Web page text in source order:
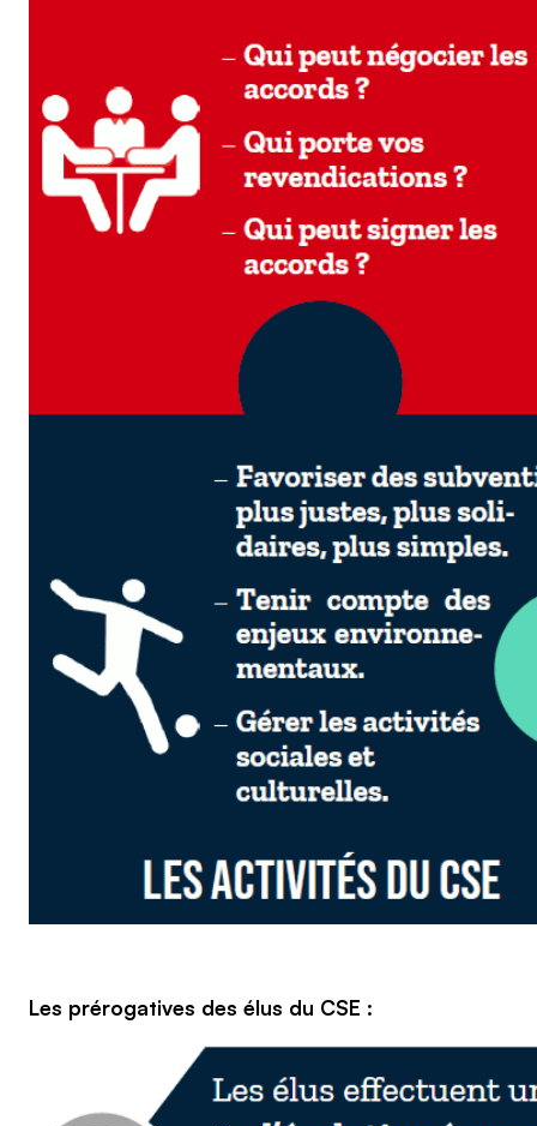
Les prérogatives des élus du CSE :